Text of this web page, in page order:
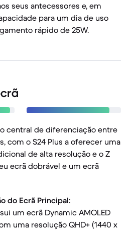
seus antecessores e, em
para um dia de uso
rápido de 25W.
central de diferenciação entre
com o S24 Plus a oferecer uma
de alta resolução e o Z
ecrã dobrável e um ecrã
do Ecrã Principal:
um ecrã Dynamic AMOLED
uma resolução QHD+ (1440 x